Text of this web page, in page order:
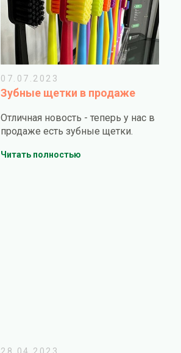
07.07.2023
Зубные щетки в продаже
Отличная новость - теперь у нас в
продаже есть зубные щетки.
Читать полностью
28.04.2023